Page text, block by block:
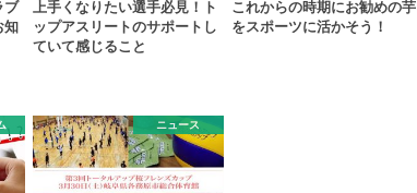
ブ
知
上手くなりたい選手必見！ト
ップアスリートのサポートし
ていて感じること
これからの時期にお勧めの芋
をスポーツに活かそう！
ニュース